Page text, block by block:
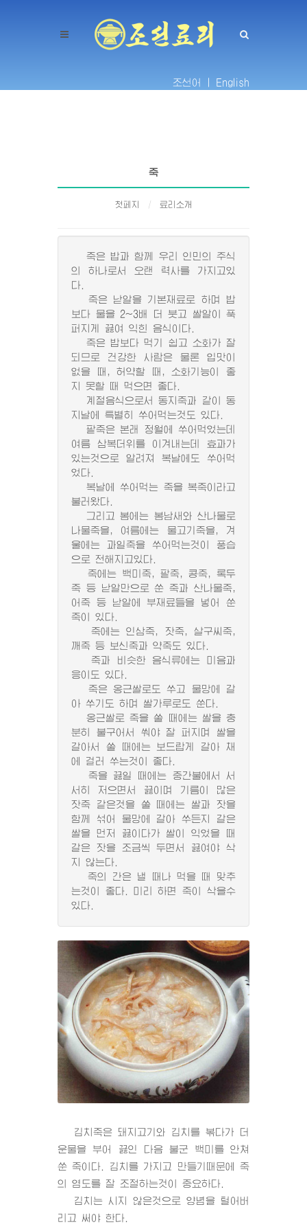
조선어 | English
죽
첫페지 료리소개
죽은 밥과 함께 우리 인민의 주식
의 하나로서 오랜 력사를 가지고있
다.
죽은 낟알을 기본재료로 하며 밥
보다 물을 2~3배 더 붓고 쌀알이 푹
퍼지게 끓여 익힌 음식이다.
죽은 밥보다 먹기 쉽고 소화가 잘
되므로 건강한 사람은 물론 입맛이
없을 때, 허약할 때, 소화기능이 좋
지 못할 때 먹으면 좋다.
계절음식으로서 동지죽과 같이 동
지날에 특별히 쑤어먹는것도 있다.
팥죽은 본래 정월에 쑤어먹었는데
여름 삼복더위를 이겨내는데 효과가
있는것으로 알려져 복날에도 쑤어먹
었다.
복날에 쑤어먹는 죽을 복죽이라고
불러왔다.
그리고 봄에는 봄남새와 산나물로
나물죽을, 여름에는 물고기죽을, 겨
울에는 과일죽을 쑤어먹는것이 풍습
으로 전해지고있다.
죽에는 백미죽, 팥죽, 콩죽, 록두
죽 등 낟알만으로 쑨 죽과 산나물죽,
어죽 등 낟알에 부재료들을 넣어 쑨
죽이 있다.
죽에는 인삼죽, 잣죽, 살구씨죽,
깨죽 등 보신죽과 약죽도 있다.
죽과 비슷한 음식류에는 미음과
응이도 있다.
죽은 옹근쌀로도 쑤고 물망에 갈
아 쑤기도 하며 쌀가루로도 쑨다.
옹근쌀로 죽을 쑬 때에는 쌀을 충
분히 불구어서 쒀야 잘 퍼지며 쌀을
갈아서 쑬 때에는 보드랍게 갈아 채
에 걸러 쑤는것이 좋다.
죽을 끓일 때에는 중간불에서 서
서히 저으면서 끓이며 기름이 많은
잣죽 같은것을 쑬 때에는 쌀과 잣을
함께 섞어 물망에 갈아 쑤든지 갈은
쌀을 먼저 끓이다가 쌀이 익었을 때
갈은 잣을 조금씩 두면서 끓여야 삭
지 않는다.
죽의 간은 낼 때나 먹을 때 맞추
는것이 좋다. 미리 하면 죽이 삭을수
있다.
김치죽은 돼지고기와 김치를 볶다가 더
운물을 부어 끓인 다음 불군 백미를 안쳐
쑨 죽이다. 김치를 가지고 만들기때문에 죽
의 염도를 잘 조절하는것이 중요하다.
김치는 시지 않은것으로 양념을 털어버
리고 써야 한다.